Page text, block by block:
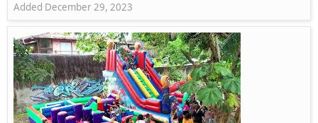
Added December 29, 2023